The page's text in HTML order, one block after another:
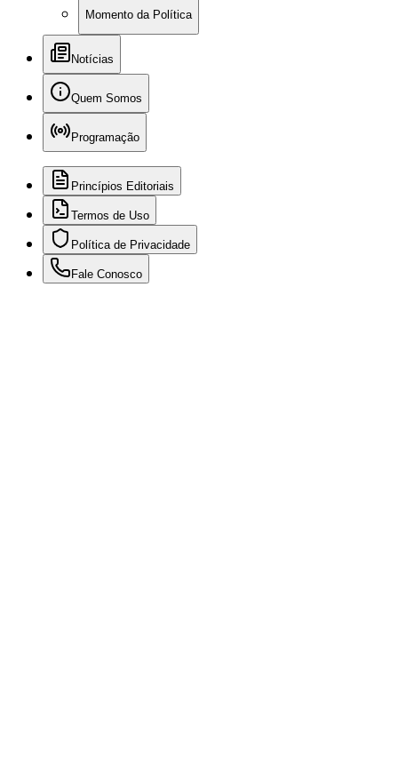
Momento da Política
Notícias
Quem Somos
Programação
Princípios Editoriais
Termos de Uso
Política de Privacidade
Fale Conosco